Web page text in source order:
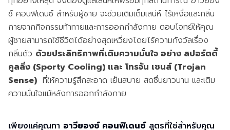
ซ์ คอนฟิเดนซ์ สำหรับผู้ชาย จะช่วยเติมเต็มเสน่ห์ ไร้เหงื่อและกลิ่น
กายจากกิจกรรมท้าทายและการออกกำลังกาย ตอบโจทย์ให้คุณ
ผู้ชายสามารถใช้ชีวิตได้อย่างสุดเหวี่ยงโดยไร้ความกังวัลเรื่อง
กลิ่นตัว ด้วยประสิทธิภาพที่เติมความมั่นใจ อย่าง สปอร์ตตี้
คูลลิ่ง (Sporty Cooling) และ โทรจัน เซนส์ (Trojan
Sense) ที่ให้ความรู้สึกสะอาด เย็นสบาย สดชื่นยาวนาน และเติม
ความมั่นใจแม้หลังการออกกำลังกาย
เพียงแค่คุณทา อาวียองซ์ คอนฟิเดนซ์สูตรที่ใช่สำหรับคุณ